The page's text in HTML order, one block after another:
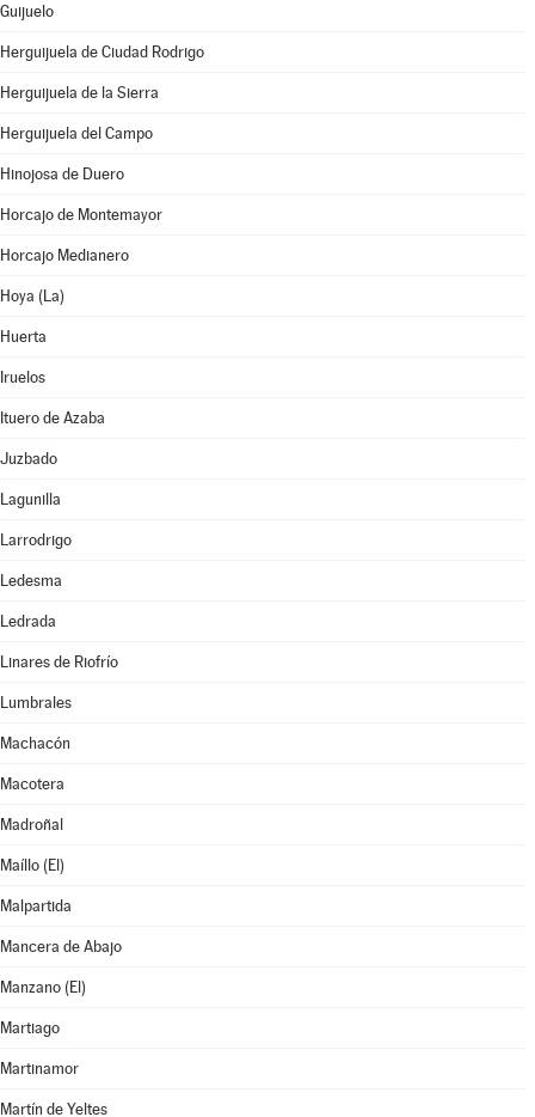
Guijuelo
Herguijuela de Ciudad Rodrigo
Herguijuela de la Sierra
Herguijuela del Campo
Hinojosa de Duero
Horcajo de Montemayor
Horcajo Medianero
Hoya (La)
Huerta
Iruelos
Ituero de Azaba
Juzbado
Lagunilla
Larrodrigo
Ledesma
Ledrada
Linares de Riofrío
Lumbrales
Machacón
Macotera
Madroñal
Maíllo (El)
Malpartida
Mancera de Abajo
Manzano (El)
Martiago
Martinamor
Martín de Yeltes